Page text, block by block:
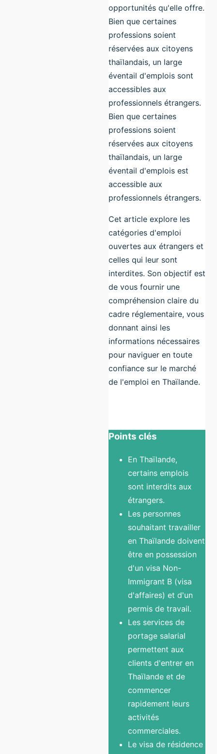
opportunités qu'elle offre.
Bien que certaines
professions soient
réservées aux citoyens
thaïlandais, un large
éventail d'emplois sont
accessibles aux
professionnels étrangers.
Bien que certaines
professions soient
réservées aux citoyens
thaïlandais, un large
éventail d'emplois est
accessible aux
professionnels étrangers.
Cet article explore les
catégories d'emploi
ouvertes aux étrangers et
celles qui leur sont
interdites. Son objectif est
de vous fournir une
compréhension claire du
cadre réglementaire, vous
donnant ainsi les
informations nécessaires
pour naviguer en toute
confiance sur le marché
de l'emploi en Thaïlande.
Points clés
En Thaïlande,
certains emplois
sont interdits aux
étrangers.
Les personnes
souhaitant travailler
en Thaïlande doivent
être en possession
d'un visa Non-
Immigrant B (visa
d'affaires) et d'un
permis de travail.
Les services de
portage salarial
permettent aux
clients d'entrer en
Thaïlande et de
commencer
rapidement leurs
activités
commerciales.
Le visa de résidence